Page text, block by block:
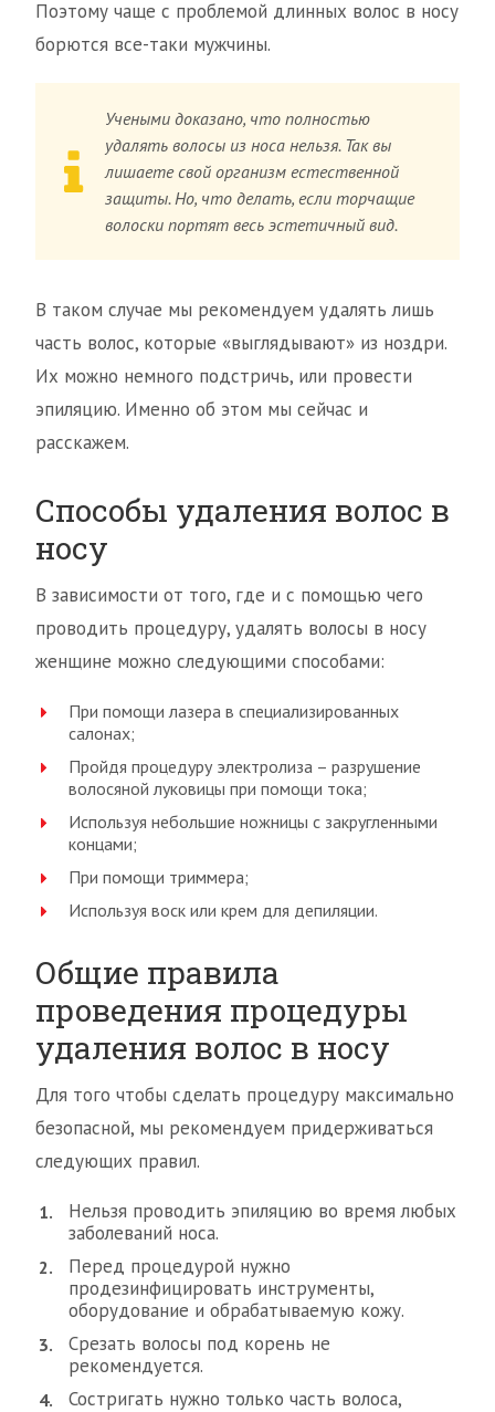
Поэтому чаще с проблемой длинных волос в носу
борются все-таки мужчины.
Учеными доказано, что полностью
удалять волосы из носа нельзя. Так вы
лишаете свой организм естественной
защиты. Но, что делать, если торчащие
волоски портят весь эстетичный вид.
В таком случае мы рекомендуем удалять лишь
часть волос, которые «выглядывают» из ноздри.
Их можно немного подстричь, или провести
эпиляцию. Именно об этом мы сейчас и
расскажем.
Способы удаления волос в
носу
В зависимости от того, где и с помощью чего
проводить процедуру, удалять волосы в носу
женщине можно следующими способами:
При помощи лазера в специализированных
салонах;
Пройдя процедуру электролиза – разрушение
волосяной луковицы при помощи тока;
Используя небольшие ножницы с закругленными
концами;
При помощи триммера;
Используя воск или крем для депиляции.
Общие правила
проведения процедуры
удаления волос в носу
Для того чтобы сделать процедуру максимально
безопасной, мы рекомендуем придерживаться
следующих правил.
Нельзя проводить эпиляцию во время любых
заболеваний носа.
Перед процедурой нужно
продезинфицировать инструменты,
оборудование и обрабатываемую кожу.
Срезать волосы под корень не
рекомендуется.
Состригать нужно только часть волоса,